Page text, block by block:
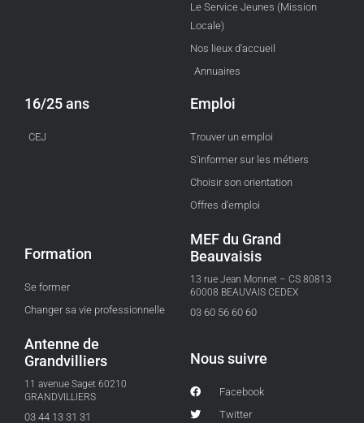
Le Service Jeunes (Mission
Locale)
Nos lieux d'accueil
Annuaires
16/25 ans
CEJ
Emploi
Trouver un emploi
S'informer sur les métiers
Choisir son orientation
Offres d'emploi
Formation
Se former
Changer sa vie professionnelle
MEF du Grand
Beauvaisis
13 rue Jean Monnet – CS 80813
60008 BEAUVAIS CEDEX
03 60 56 60 60
Antenne de
Grandvilliers
11 avenue Saget 60210
GRANDVILLIERS
03 44 13 31 31
Nous suivre
Facebook
Twitter